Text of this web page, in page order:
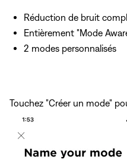
Réduction de bruit
Entièrement "Mode
2 modes personnalisés
Touchez "Créer un mode"